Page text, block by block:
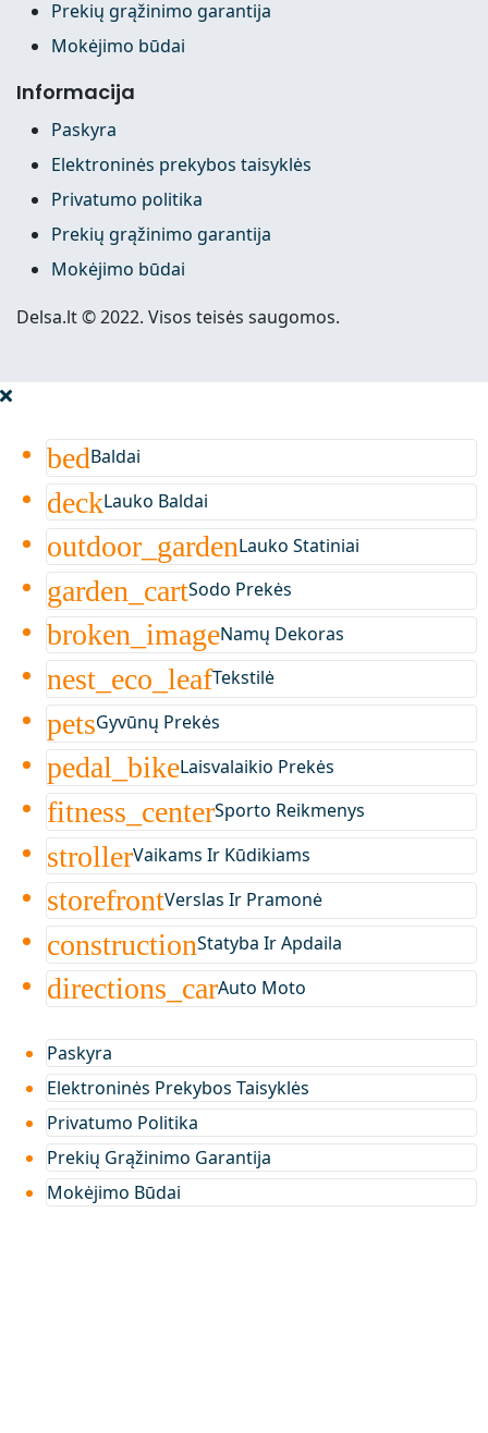
Prekių grąžinimo garantija
Mokėjimo būdai
Informacija
Paskyra
Elektroninės prekybos taisyklės
Privatumo politika
Prekių grąžinimo garantija
Mokėjimo būdai
Delsa.lt © 2022. Visos teisės saugomos.
bedBaldai
deckLauko Baldai
outdoor_gardenLauko Statiniai
garden_cartSodo Prekės
broken_imageNamų Dekoras
nest_eco_leafTekstilė
petsGyvūnų Prekės
pedal_bikeLaisvalaikio Prekės
fitness_centerSporto Reikmenys
strollerVaikams Ir Kūdikiams
storefrontVerslas Ir Pramonė
constructionStatyba Ir Apdaila
directions_carAuto Moto
Paskyra
Elektroninės Prekybos Taisyklės
Privatumo Politika
Prekių Grąžinimo Garantija
Mokėjimo Būdai